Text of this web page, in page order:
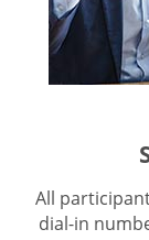
All
dial-in